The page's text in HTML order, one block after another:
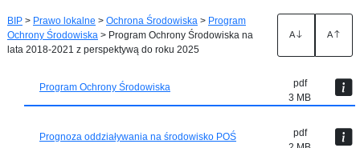
BIP > Prawo lokalne > Ochrona Środowiska > Program
Ochrony Środowiska > Program Ochrony Środowiska na
lata 2018-2021 z perspektywą do roku 2025
A A
Program Ochrony Środowiska
pdf
3 MB
Prognoza oddziaływania na środowisko POŚ
pdf